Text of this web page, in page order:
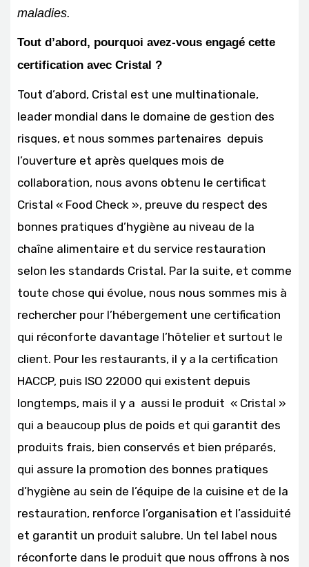
maladies.
Tout d’abord, pourquoi avez-vous engagé cette
certification avec Cristal ?
Tout d’abord, Cristal est une multinationale,
leader mondial dans le domaine de gestion des
risques, et nous sommes partenaires depuis
l’ouverture et après quelques mois de
collaboration, nous avons obtenu le certificat
Cristal « Food Check », preuve du respect des
bonnes pratiques d’hygiène au niveau de la
chaîne alimentaire et du service restauration
selon les standards Cristal. Par la suite, et comme
toute chose qui évolue, nous nous sommes mis à
rechercher pour l’hébergement une certification
qui réconforte davantage l’hôtelier et surtout le
client. Pour les restaurants, il y a la certification
HACCP, puis ISO 22000 qui existent depuis
longtemps, mais il y a aussi le produit « Cristal »
qui a beaucoup plus de poids et qui garantit des
produits frais, bien conservés et bien préparés,
qui assure la promotion des bonnes pratiques
d’hygiène au sein de l’équipe de la cuisine et de la
restauration, renforce l’organisation et l’assiduité
et garantit un produit salubre. Un tel label nous
réconforte dans le produit que nous offrons à nos